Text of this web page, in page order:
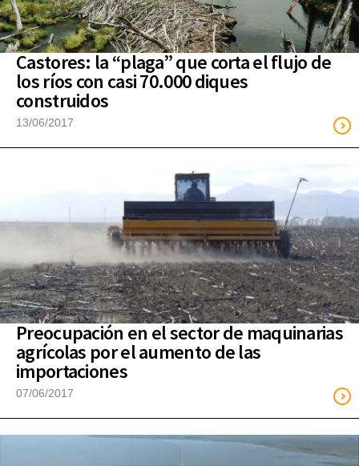
Castores: la “plaga” que corta el flujo de
los ríos con casi 70.000 diques
construidos
13/06/2017
Preocupación en el sector de maquinarias
agrícolas por el aumento de las
importaciones
07/06/2017